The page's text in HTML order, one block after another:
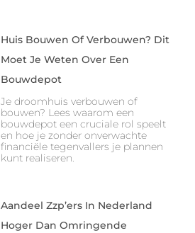
Huis Bouwen Of Verbouwen? Dit
Moet Je Weten Over Een
Bouwdepot
Je droomhuis verbouwen of
bouwen? Lees waarom een
bouwdepot een cruciale rol speelt
en hoe je zonder onverwachte
financiële tegenvallers je plannen
kunt realiseren.
Aandeel Zzp’ers In Nederland
Hoger Dan Omringende